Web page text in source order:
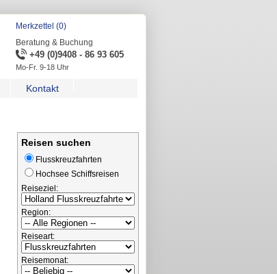
Merkzettel (0)
Beratung & Buchung
+49 (0)9408 - 86 93 605
Mo-Fr. 9-18 Uhr
Kontakt
Reisen suchen
Flusskreuzfahrten
Hochsee Schiffsreisen
Reiseziel:
Region:
Reiseart:
Reisemonat: